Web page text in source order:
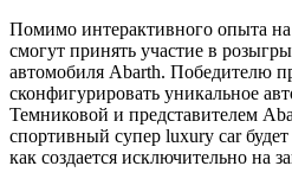
Помимо интерактивного опыта
смогут принять участие в
автомобиля Abarth. Победителю
сконфигурировать уникальное
Темниковой и представителем
спортивный супер luxury car
как создается исключительно на